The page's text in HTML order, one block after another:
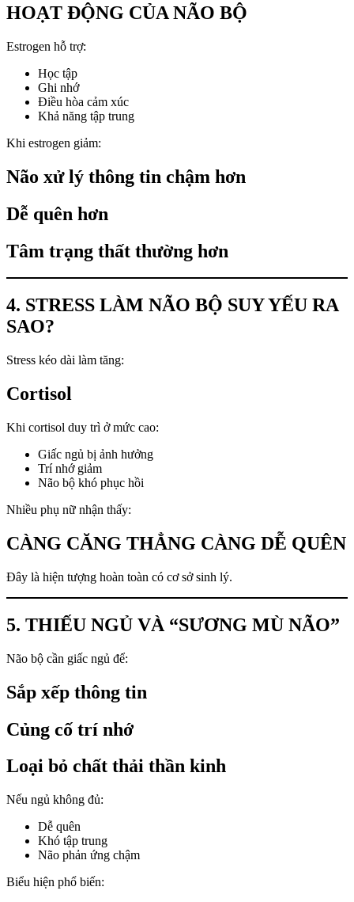
HOẠT ĐỘNG CỦA NÃO BỘ
Estrogen hỗ trợ:
Học tập
Ghi nhớ
Điều hòa cảm xúc
Khả năng tập trung
Khi estrogen giảm:
Não xử lý thông tin chậm hơn
Dễ quên hơn
Tâm trạng thất thường hơn
4. STRESS LÀM NÃO BỘ SUY YẾU RA
SAO?
Stress kéo dài làm tăng:
Cortisol
Khi cortisol duy trì ở mức cao:
Giấc ngủ bị ảnh hưởng
Trí nhớ giảm
Não bộ khó phục hồi
Nhiều phụ nữ nhận thấy:
CÀNG CĂNG THẲNG CÀNG DỄ QUÊN
Đây là hiện tượng hoàn toàn có cơ sở sinh lý.
5. THIẾU NGỦ VÀ “SƯƠNG MÙ NÃO”
Não bộ cần giấc ngủ để:
Sắp xếp thông tin
Củng cố trí nhớ
Loại bỏ chất thải thần kinh
Nếu ngủ không đủ:
Dễ quên
Khó tập trung
Não phản ứng chậm
Biểu hiện phổ biến: